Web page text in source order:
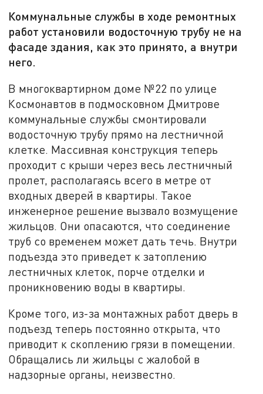
Коммунальные службы в ходе ремонтных
работ установили водосточную трубу не на
фасаде здания, как это принято, а внутри
него.
В многоквартирном доме №22 по улице
Космонавтов в подмосковном Дмитрове
коммунальные службы смонтировали
водосточную трубу прямо на лестничной
клетке. Массивная конструкция теперь
проходит с крыши через весь лестничный
пролет, располагаясь всего в метре от
входных дверей в квартиры. Такое
инженерное решение вызвало возмущение
жильцов. Они опасаются, что соединение
труб со временем может дать течь. Внутри
подъезда это приведет к затоплению
лестничных клеток, порче отделки и
проникновению воды в квартиры.
Кроме того, из-за монтажных работ дверь в
подъезд теперь постоянно открыта, что
приводит к скоплению грязи в помещении.
Обращались ли жильцы с жалобой в
надзорные органы, неизвестно.